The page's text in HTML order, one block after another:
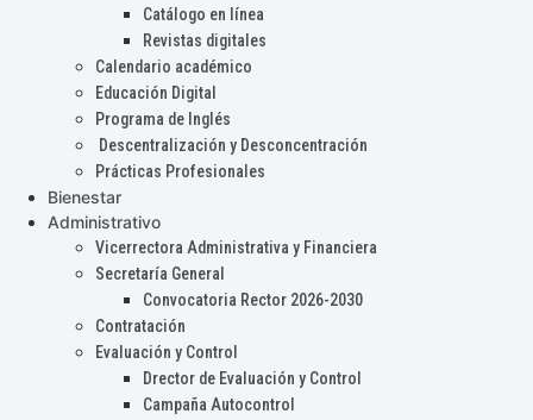
Catálogo en línea
Revistas digitales
Calendario académico
Educación Digital
Programa de Inglés
Descentralización y Desconcentración
Prácticas Profesionales
Bienestar
Administrativo
Vicerrectora Administrativa y Financiera
Secretaría General
Convocatoria Rector 2026-2030
Contratación
Evaluación y Control
Drector de Evaluación y Control
Campaña Autocontrol